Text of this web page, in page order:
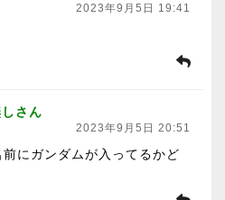
2023年9月5日 19:41
さん
2023年9月5日 20:51
にガンダムが入ってるかど